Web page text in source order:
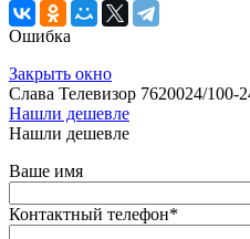
Ошибка
Закрыть окно
Слава Телевизор 7620024/100-
Нашли дешевле
Нашли дешевле
Ваше имя
Контактный телефон*